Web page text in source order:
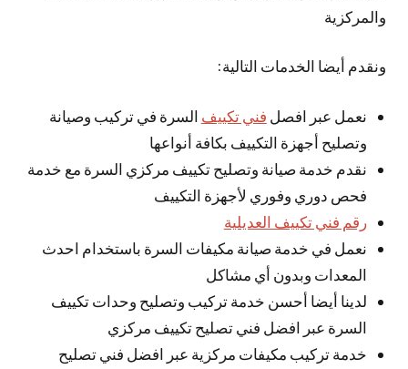
والمركزية
ونقدم أيضا الخدمات التالية:
نعمل عبر افصل فني تكييف السرة في تركيب وصيانة
وتصليح أجهزة التكييف بكافة أنواعها
نقدم خدمة صيانة وتصليح تكييف مركزي السرة مع خدمة
فحص دوري وفوري لأجهزة التكييف
رقم فني تكييف العديلية
نعمل في خدمة صيانة مكيفات السرة باستخدام احدث
المعدات وبدون أي مشاكل
لدينا أيضا أحسن خدمة تركيب وتصليح وحدات تكييف
السرة عبر افضل فني تصليح تكييف مركزي
خدمة تركيب مكيفات مركزية عبر افضل فني تصليح